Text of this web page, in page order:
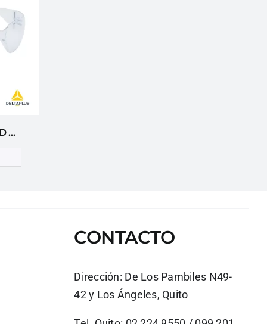
GAFAS DE SEGURIDAD DELTA PLUS
CONTACTO
Dirección: De Los Pambiles N49-
42 y Los Ángeles, Quito